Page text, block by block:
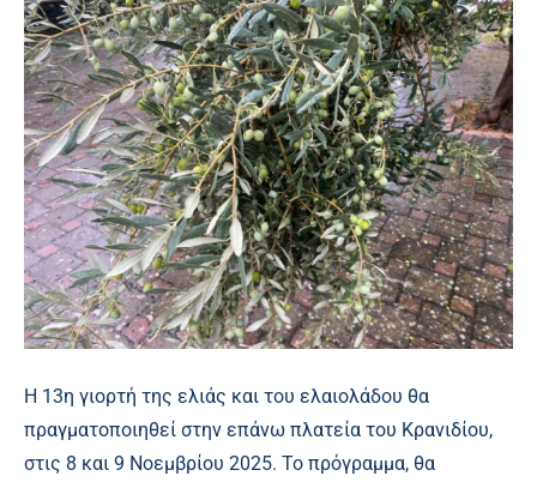
Η 13η γιορτή της ελιάς και του ελαιολάδου θα
πραγματοποιηθεί στην επάνω πλατεία του Κρανιδίου,
στις 8 και 9 Νοεμβρίου 2025. Το πρόγραμμα, θα